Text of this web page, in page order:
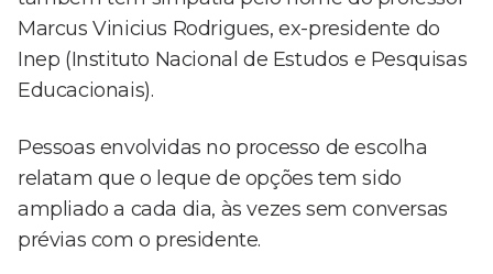
Marcus Vinicius Rodrigues, ex-presidente do
Inep (Instituto Nacional de Estudos e Pesquisas
Educacionais).
Pessoas envolvidas no processo de escolha
relatam que o leque de opções tem sido
ampliado a cada dia, às vezes sem conversas
prévias com o presidente.